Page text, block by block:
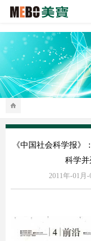
《中国社会科学报》
科学并
2011年-01月-